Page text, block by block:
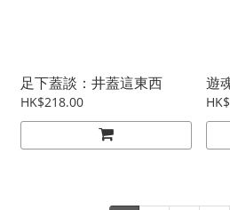
足下蓋談：井蓋這東西
HK$218.00
遊